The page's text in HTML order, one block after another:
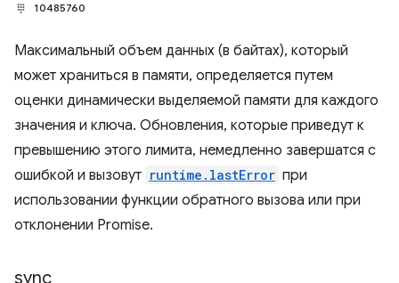
10485760
Максимальный объем данных (в байтах), который
может храниться в памяти, определяется путем
оценки динамически выделяемой памяти для каждого
значения и ключа. Обновления, которые приведут к
превышению этого лимита, немедленно завершатся с
ошибкой и вызовут runtime.lastError при
использовании функции обратного вызова или при
отклонении Promise.
sync